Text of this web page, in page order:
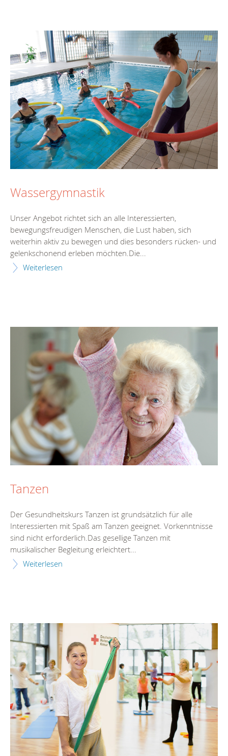
Wassergymnastik
Unser Angebot richtet sich an alle Interessierten,
bewegungsfreudigen Menschen, die Lust haben, sich
weiterhin aktiv zu bewegen und dies besonders rücken- und
gelenkschonend erleben möchten.Die...
Weiterlesen
Tanzen
Der Gesundheitskurs Tanzen ist grundsätzlich für alle
Interessierten mit Spaß am Tanzen geeignet. Vorkenntnisse
sind nicht erforderlich.Das gesellige Tanzen mit
musikalischer Begleitung erleichtert...
Weiterlesen